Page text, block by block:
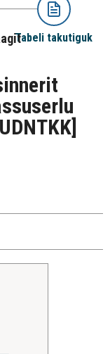
Tabeli takutiguk